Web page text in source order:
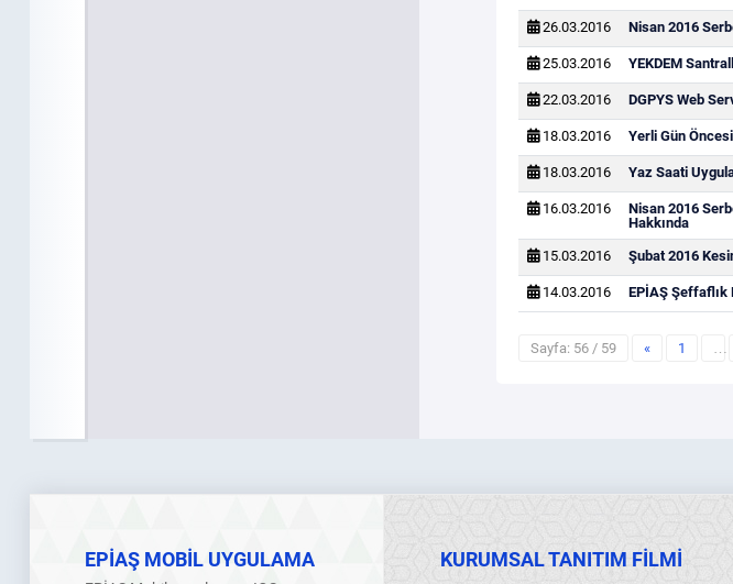
26.03.2016 Nisan 2016
25.03.2016 YEKDEM
22.03.2016 DGPYS Web
18.03.2016 Yerli Gün
18.03.2016 Yaz Saati
16.03.2016
Nisan 2016
Hakkında
15.03.2016 Şubat 2016
14.03.2016 EPİAŞ Şeffaflık
Sayfa: 56 / 59 « 1 …
EPİAŞ MOBİL UYGULAMA KURUMSAL TANITIM FİLMİ